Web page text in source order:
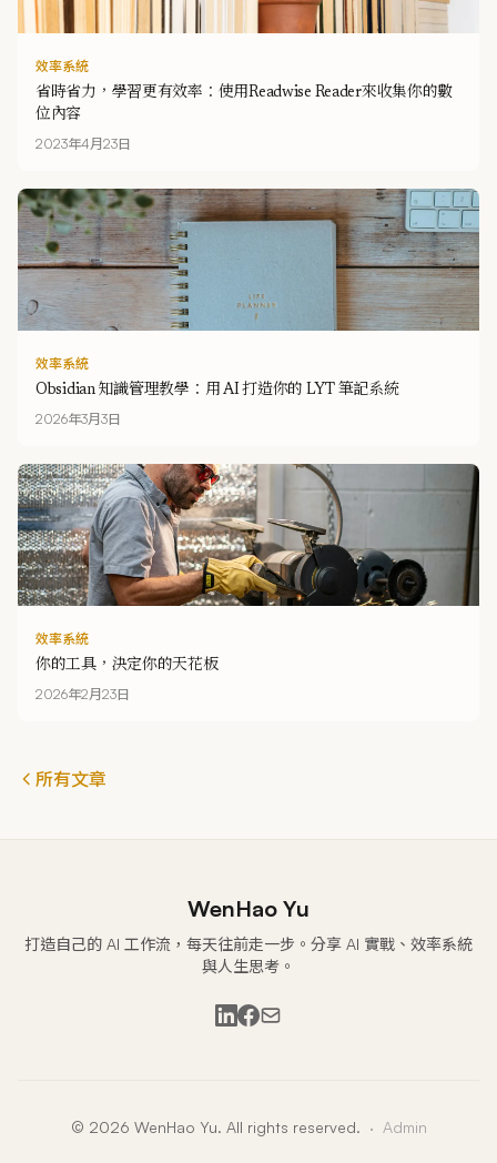
效率系統
省時省力，學習更有效率：使用Readwise Reader來收集你的數
位內容
2023年4月23日
效率系統
Obsidian 知識管理教學：用 AI 打造你的 LYT 筆記系統
2026年3月3日
效率系統
你的工具，決定你的天花板
2026年2月23日
所有文章
WenHao Yu
打造自己的 AI 工作流，每天往前走一步。分享 AI 實戰、效率系統
與人生思考。
LinkedIn
Facebook
Email
© 2026 WenHao Yu. All rights reserved. · Admin